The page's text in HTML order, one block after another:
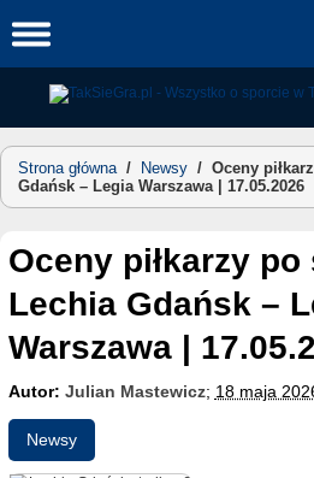
to
Strona główna/ Newsy / Oceny
Gdańsk – Legia Warszawa | 17.05.2026
Oceny piłkarzy po spotkaniu
Lechia Gdańsk –
Warszawa |
Autor: Julian Mastewicz; 18 maja
Newsy